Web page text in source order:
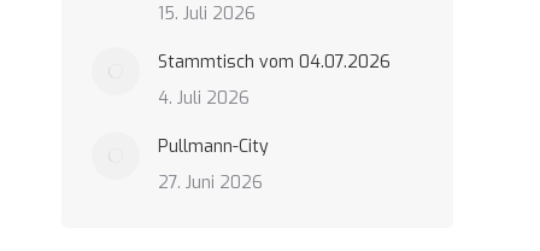
15. Juli 2026
Stammtisch vom 04.07.2026
4. Juli 2026
Pullmann-City
27. Juni 2026